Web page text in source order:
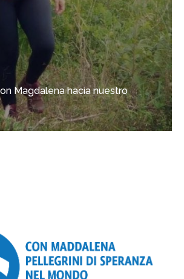
Magdalena hacia nuestro
Magdalena hacia nuestro